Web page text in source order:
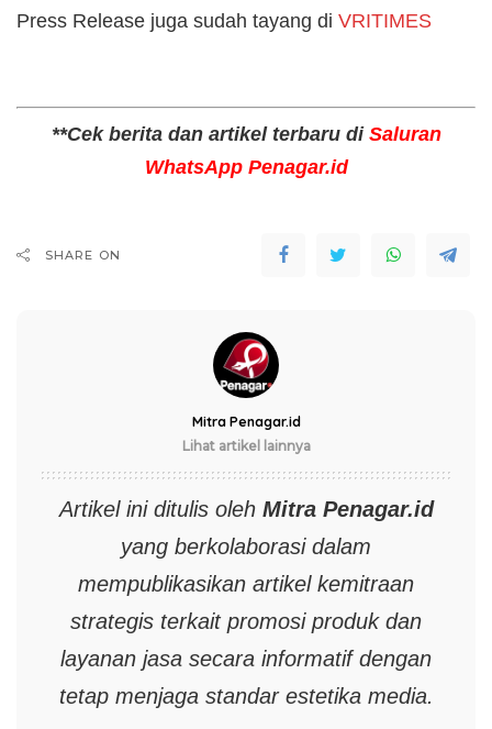
Press Release juga sudah tayang di VRITIMES
**Cek berita dan artikel terbaru di Saluran
WhatsApp Penagar.id
SHARE ON
Mitra Penagar.id
Lihat artikel lainnya
Artikel ini ditulis oleh Mitra Penagar.id
yang berkolaborasi dalam
mempublikasikan artikel kemitraan
strategis terkait promosi produk dan
layanan jasa secara informatif dengan
tetap menjaga standar estetika media.